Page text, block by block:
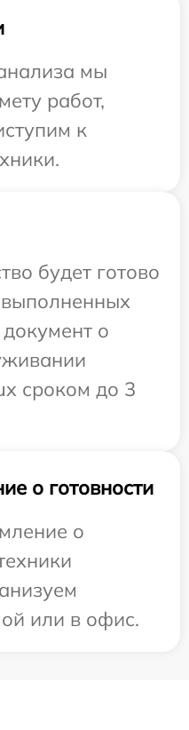
мы
работ,
к
будет готово
о
сроком до 3
о готовности
о
или в офис.